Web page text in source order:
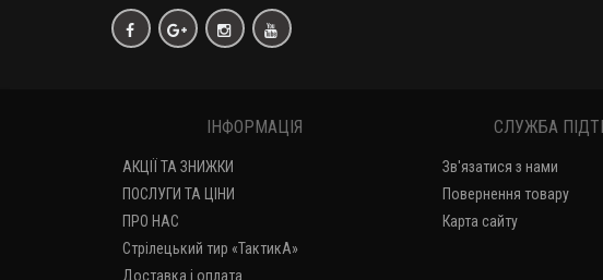
ІНФОРМАЦІЯ
АКЦІЇ ТА ЗНИЖКИ
ПОСЛУГИ ТА ЦІНИ
ПРО НАС
Стрілецький тир «ТактикА»
Доставка і оплата
СЛУЖБА
Зв'язатися з нами
Повернення товару
Карта сайту